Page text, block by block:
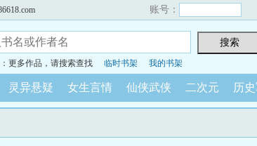
账号：
更多作品，请搜索查找 临时书架 我的书架
灵异悬疑 女生言情 仙侠武侠 二次元 历